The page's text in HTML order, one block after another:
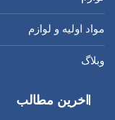
مواد اولیه و لوازم
وبلاگ
اخرین مطالب